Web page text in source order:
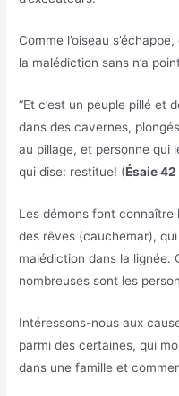
Comme l’oiseau
la malédiction sans n’a
“Et c’est un peuple pillé et
dans des cavernes,
au pillage, et personne qui
qui dise: restitue! (Ésaie 42
Les démons font
des rêves (cauchemar),
malédiction dans la lignée.
nombreuses sont les
Intéressons-nous aux
parmi des certaines, qui
dans une famille et